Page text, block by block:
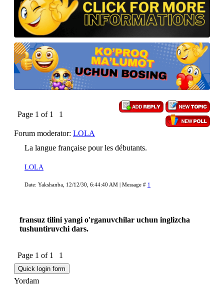
Page 1 of 1 1
Forum moderator: LOLA
La langue française pour les débutants.
LOLA
Date: Yakshanba, 12/12/30, 6:44:40 AM | Message # 1
fransuz tilini yangi o'rganuvchilar uchun inglizcha
tushuntiruvchi dars.
Page 1 of 1 1
Yordam